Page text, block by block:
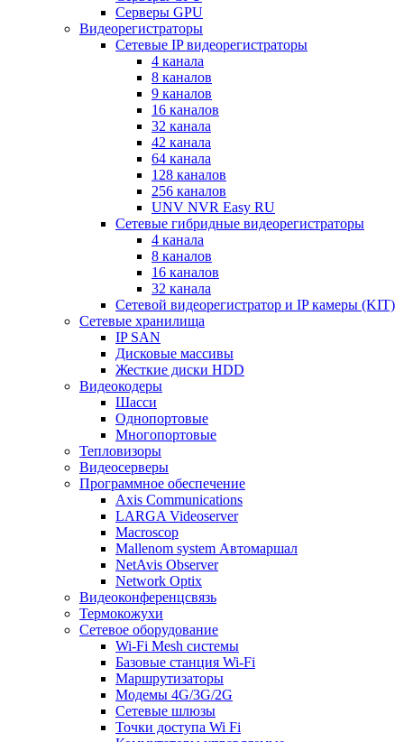
Серверы GPU
Видеорегистраторы
Сетевые IP видеорегистраторы
4 канала
8 каналов
9 каналов
16 каналов
32 канала
42 канала
64 канала
128 каналов
256 каналов
UNV NVR Easy RU
Сетевые гибридные видеорегистраторы
4 канала
8 каналов
16 каналов
32 канала
Сетевой видеорегистратор и IP камеры (KIT)
Сетевые хранилища
IP SAN
Дисковые массивы
Жесткие диски HDD
Видеокодеры
Шасси
Однопортовые
Многопортовые
Тепловизоры
Видеосерверы
Программное обеспечение
Axis Communications
LARGA Videoserver
Macroscop
Mallenom system Автомаршал
NetAvis Observer
Network Optix
Видеоконференцсвязь
Термокожухи
Сетевое оборудование
Wi-Fi Mesh системы
Базовые станция Wi-Fi
Маршрутизаторы
Модемы 4G/3G/2G
Сетевые шлюзы
Точки доступа Wi Fi